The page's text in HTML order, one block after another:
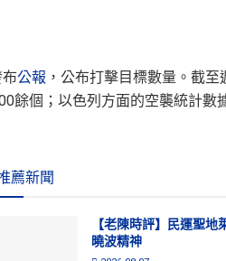
公報 ，公布打擊目標數量。截至
餘個；以色列方面的空襲統計數
薦新聞
【老陳時評】民運聖地
曉波精神